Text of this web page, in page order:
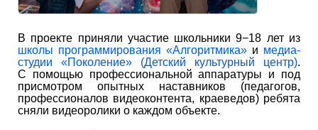
В проекте приняли участие школьники 9−18 лет из
школы программирования «Алгоритмика» и медиа-
студии «Поколение» (Детский культурный центр).
С помощью профессиональной аппаратуры и под
присмотром опытных наставников (педагогов,
профессионалов видеоконтента, краеведов) ребята
сняли видеоролики о каждом объекте.